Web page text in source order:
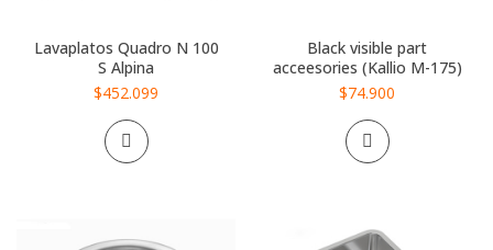
Lavaplatos Quadro N 100
S Alpina
$452.099
Black visible part
acceesories (Kallio M-175)
$74.900